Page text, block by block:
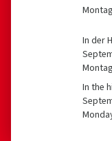
Reifen für
mm oder ≥ 635
Andrew R.,
Habe meine 16-
ersetzt, bin
185/
In der
In the